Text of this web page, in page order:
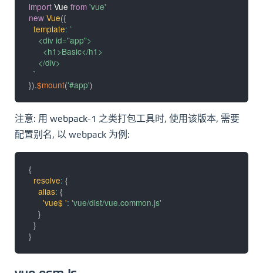
import Vue from 'vue'
new Vue({
template: `
    <div id="app">
      <h1>Basic</h1>
    </div>
`
}).$mount('#app')
注意: 用 webpack-1 之类打包工具时, 使用该版本, 需要
配置别名, 以 webpack 为例:
{
resolve: {
alias: {
'vue$ ': 'vue/dist/vue.common.js'
}
}
}